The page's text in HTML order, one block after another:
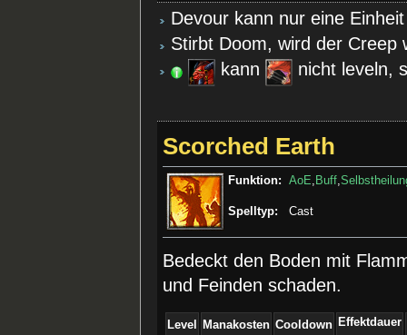
Devour kann nur eine
Stirbt Doom, wird der Creep
kann
nicht leveln,
Scorched Earth
Funktion: AoE, Buff,
Spelltyp: Cast
Bedeckt den Boden mit
und Feinden schaden.
Level Manakosten Cooldown Effektdauer